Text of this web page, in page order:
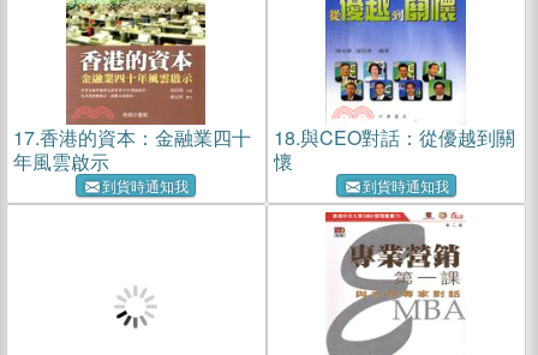
17.香港的資本：金融業四十
年風雲啟示
到貨時通知我
18.與CEO對話：從優越到關
懷
到貨時通知我